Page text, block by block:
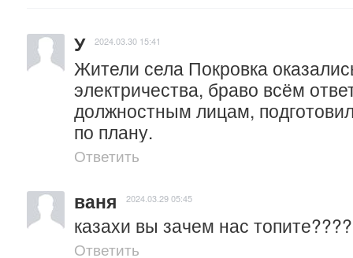
У 2024.03.30 15:41
Жители села Покровка
электричества, браво всём
должностным лицам,
по плану.
Ответить
ваня 2024.03.29 05:45
казахи вы зачем нас
Ответить